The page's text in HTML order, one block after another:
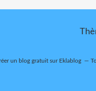
un blog gratuit sur Eklablog